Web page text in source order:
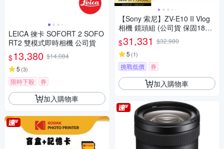
LEICA 徠卡 SOFORT 2 SOFO
RT2 雙模式即時相機 公司貨
$13,380 $14,084
5 (3)
限時下殺 券
加入購物車
【Sony 索尼】ZV-E10 II Vlog
相機 鏡頭組 (公司貨 保固18+6
個月)
$31,331 $32,980
5 (1)
挑戰低價 券
加入購物車